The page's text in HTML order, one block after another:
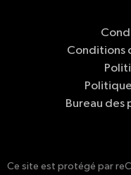
Conditions
Bureau
Ce site est protégé par